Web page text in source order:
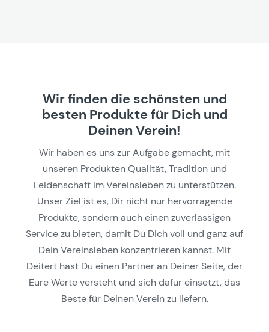
Wir finden die schönsten und
besten Produkte für Dich und
Deinen Verein!
Wir haben es uns zur Aufgabe gemacht, mit
unseren Produkten Qualität, Tradition und
Leidenschaft im Vereinsleben zu unterstützen.
Unser Ziel ist es, Dir nicht nur hervorragende
Produkte, sondern auch einen zuverlässigen
Service zu bieten, damit Du Dich voll und ganz auf
Dein Vereinsleben konzentrieren kannst. Mit
Deitert hast Du einen Partner an Deiner Seite, der
Eure Werte versteht und sich dafür einsetzt, das
Beste für Deinen Verein zu liefern.